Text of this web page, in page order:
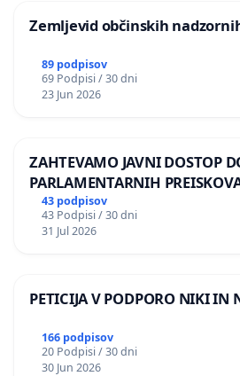
Zemljevid občinskih
89 podpisov
69 Podpisi / 30 dni
23 Jun 2026
ZAHTEVAMO JAVNI DOSTOP
PARLAMENTARNIH
ILEGALNI TRGOVINI Z OROŽJEM
43 podpisov
43 Podpisi / 30 dni
31 Jul 2026
PETICIJA V PODPORO NIKI IN
166 podpisov
20 Podpisi / 30 dni
30 Jun 2026